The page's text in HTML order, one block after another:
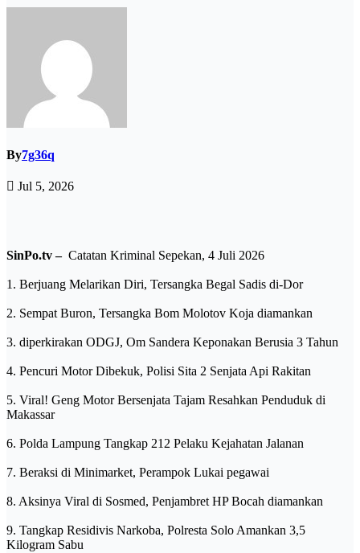
By7g36q
Jul 5, 2026
SinPo.tv – Catatan Kriminal Sepekan, 4 Juli 2026
1. Berjuang Melarikan Diri, Tersangka Begal Sadis di-Dor
2. Sempat Buron, Tersangka Bom Molotov Koja diamankan
3. diperkirakan ODGJ, Om Sandera Keponakan Berusia 3 Tahun
4. Pencuri Motor Dibekuk, Polisi Sita 2 Senjata Api Rakitan
5. Viral! Geng Motor Bersenjata Tajam Resahkan Penduduk di
Makassar
6. Polda Lampung Tangkap 212 Pelaku Kejahatan Jalanan
7. Beraksi di Minimarket, Perampok Lukai pegawai
8. Aksinya Viral di Sosmed, Penjambret HP Bocah diamankan
9. Tangkap Residivis Narkoba, Polresta Solo Amankan 3,5
Kilogram Sabu